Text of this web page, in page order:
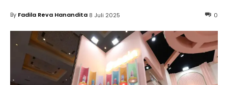
0
By Fadila Reva Hanandita 8 Juli 2025